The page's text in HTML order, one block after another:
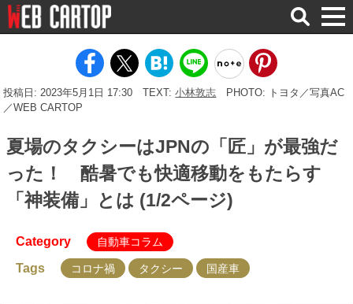
検
索
投稿日: 2023年5月1日 17:30 TEXT:小林敦志
PHOTO: トヨタ／写真AC
／WEB CARTOP
夏場のタクシーはJPNの「匠」が最強だ
った！ 酷暑でも快適移動をもたらす
「神装備」とは (1/2ページ)
Category 自動車コラム
Tags コロナ禍 タクシー 国産車